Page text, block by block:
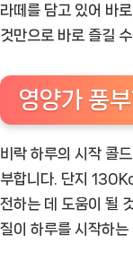
라떼를 담고 있어 바
것만으로 바로 즐길
영양가 풍
비락 하루의 시작 콜
부합니다. 단지
전하는 데 도움이 될
질이 하루를 시작하는